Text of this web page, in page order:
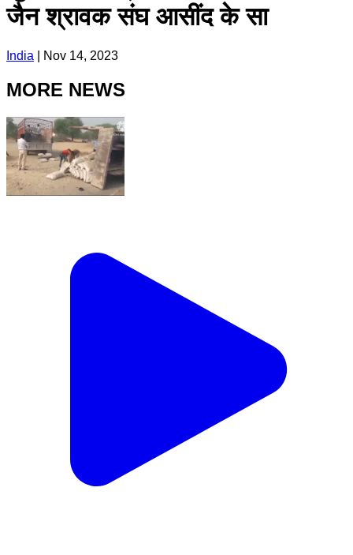
जैन श्रावक संघ आसींद के सा
India Nov 14, 2023
MORE NEWS